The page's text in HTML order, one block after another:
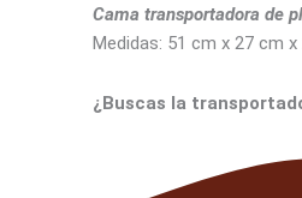
Cama transportadora de
Medidas: 51 cm x 27 cm x
¿Buscas la
cantidad